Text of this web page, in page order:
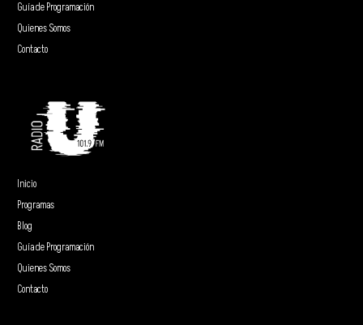
Guía de Programación
Quienes Somos
Contacto
Inicio
Programas
Blog
Guía de Programación
Quienes Somos
Contacto